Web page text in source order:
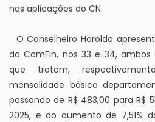
nas aplicações do CN.
O Conselheiro Haroldo
da ComFin, nos 33 e 34, ambos
que tratam,
mensalidade básica
passando de R$ 483,00 para R$
2025, e do aumento de 7,51%